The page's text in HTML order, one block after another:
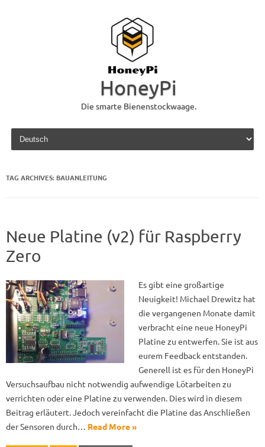
HoneyPi
Die smarte Bienenstockwaage.
Skip to content
TAG ARCHIVES: BAUANLEITUNG
Neue Platine (v2) für Raspberry
Zero
Es gibt eine großartige
Neuigkeit! Michael Drewitz hat
die vergangenen Monate damit
verbracht eine neue HoneyPi
Platine zu entwerfen. Sie ist aus
eurem Feedback entstanden.
Generell ist es für den HoneyPi
Versuchsaufbau nicht notwendig aufwendige Lötarbeiten zu
verrichten oder eine Platine zu verwenden. Dies wird in diesem
Beitrag erläutert. Jedoch vereinfacht die Platine das Anschließen
der Sensoren durch… Read More »